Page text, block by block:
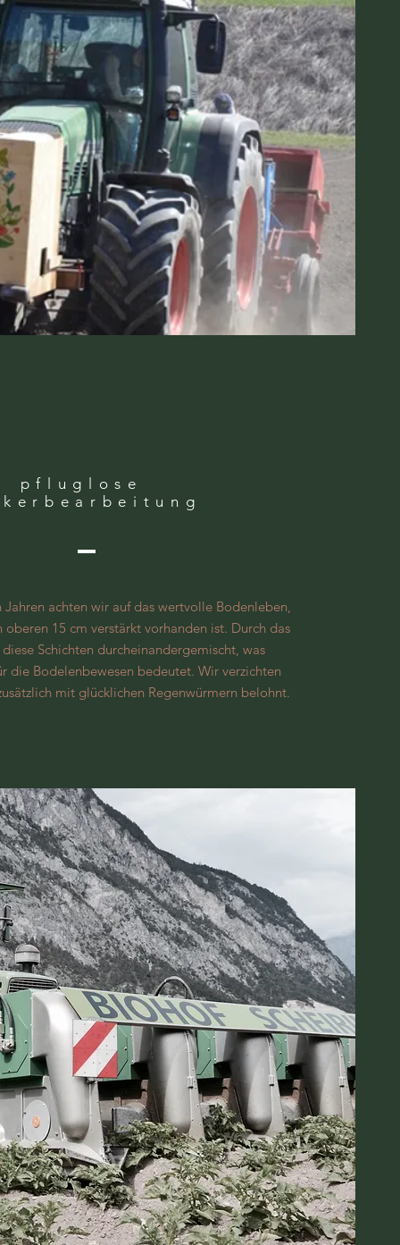
pfluglose
Jahren achten wir auf das wertvolle Bodenleben,
15 cm verstärkt vorhanden ist. Durch das
Schichten durcheinandergemischt, was
die Bodelenbewesen bedeutet. Wir verzichten
mit glücklichen Regenwürmern belohnt.